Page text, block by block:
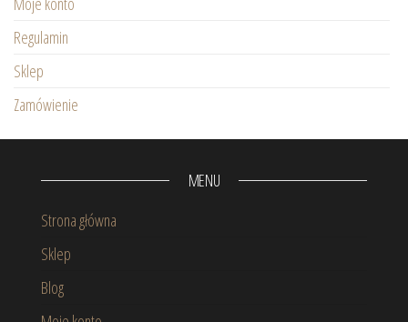
Regulamin
Sklep
Zamówienie
MENU
Strona główna
Sklep
Blog